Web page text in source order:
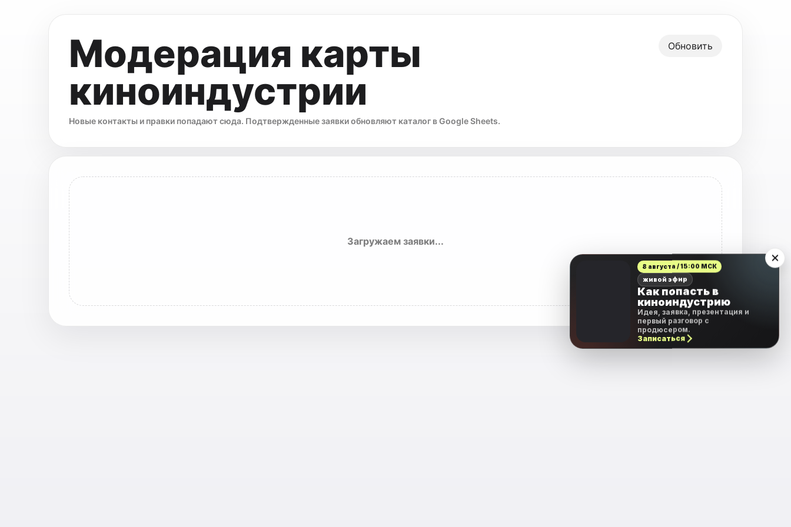
Модерация карты
киноиндустрии
Новые контакты и правки попадают сюда. Подтвержденные заявки обновляют каталог в Google Sheets.
Обновить
Загружаем заявки...
8 августа / 15:00 МСК
живой эфир
Как попасть в
киноиндустрию
Идея, заявка, презентация и
первый разговор с
продюсером.
Записаться